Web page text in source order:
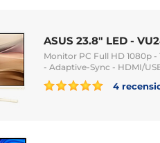
ASUS 23.8" LED -
Monitor PC Full HD 1080p -
- Adaptive-Sync - HDMI/
4